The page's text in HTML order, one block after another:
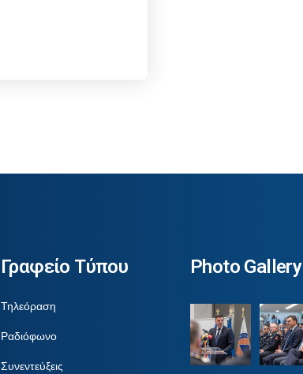
Γραφείο Τύπου
Τηλεόραση
Ραδιόφωνο
Συνεντεύξεις
Photo Gallery